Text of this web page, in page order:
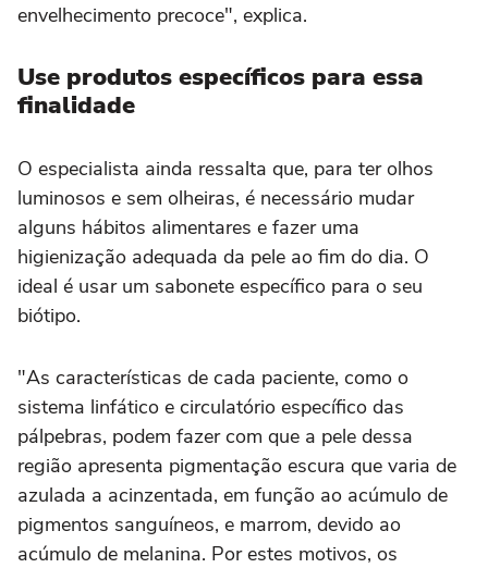
envelhecimento precoce", explica.
Use produtos específicos para essa
finalidade
O especialista ainda ressalta que, para ter olhos
luminosos e sem olheiras, é necessário mudar
alguns hábitos alimentares e fazer uma
higienização adequada da pele ao fim do dia. O
ideal é usar um sabonete específico para o seu
biótipo.
"As características de cada paciente, como o
sistema linfático e circulatório específico das
pálpebras, podem fazer com que a pele dessa
região apresenta pigmentação escura que varia de
azulada a acinzentada, em função ao acúmulo de
pigmentos sanguíneos, e marrom, devido ao
acúmulo de melanina. Por estes motivos, os